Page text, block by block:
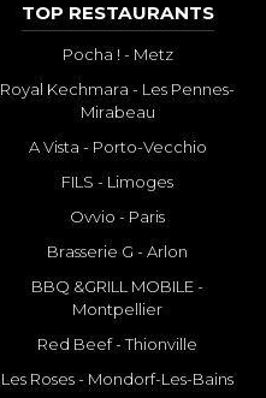
TOP RESTAURANTS
Pocha ! - Metz
Royal Kechmara - Les Pennes-
Mirabeau
A Vista - Porto-Vecchio
FILS - Limoges
Ovvio - Paris
Brasserie G - Arlon
BBQ &GRILL MOBILE -
Montpellier
Red Beef - Thionville
Les Roses - Mondorf-Les-Bains